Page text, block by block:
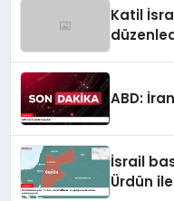
Katil
ABD:
İsrail
Ürdün